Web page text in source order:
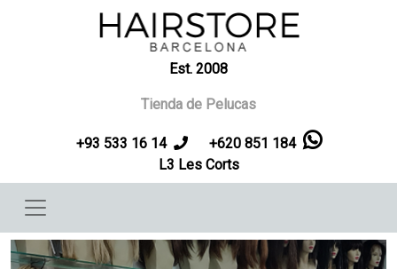
Pasar al contenido principal
Est. 2008
Tienda de Pelucas
+93 533 16 14
+620 851 184
L3 Les Corts
Contenidos
Diapositivas